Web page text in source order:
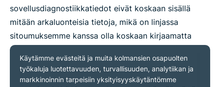
sovellusdiagnostiikkatiedot eivät koskaan sisällä
mitään arkaluonteisia tietoja, mikä on linjassa
sitoumuksemme kanssa olla koskaan kirjaamatta
selaushistoriaa, liikenteen kohteita, datasisältöä, IP-
osoitteita tai DNS-kyselyjä.